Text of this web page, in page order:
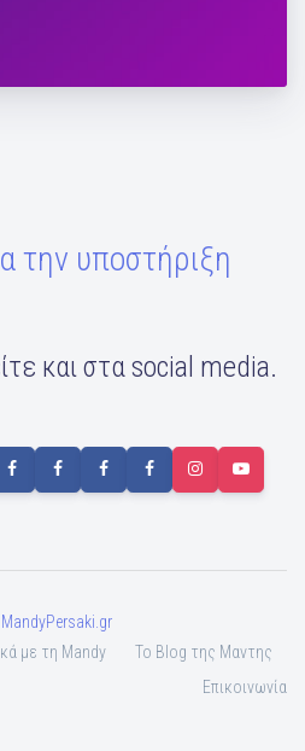
την υποστήριξη
και στα social media.
με τη Mandy
To Blog της Μαντης
Επικοινωνία